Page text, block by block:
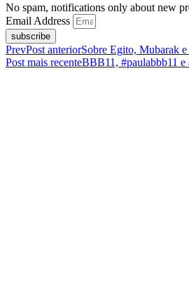
No spam, notifications only about new
Email Address
subscribe
PrevPost anteriorSobre Egito, Mubarak e
Post mais recenteBBB11, #paulabbb11 e